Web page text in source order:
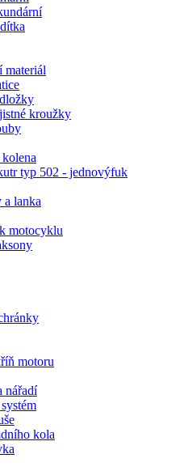
materiál
kroužky
typ 502 - jednovýfuk
a lanka
motocyklu
motoru
nářadí
kola